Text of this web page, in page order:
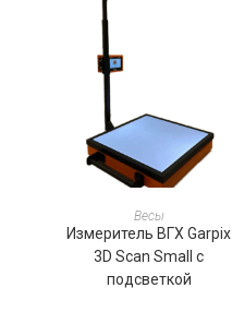
ПОДРОБНЕЕ
Весы
Измеритель ВГХ Garpix
3D Scan Small с
подсветкой